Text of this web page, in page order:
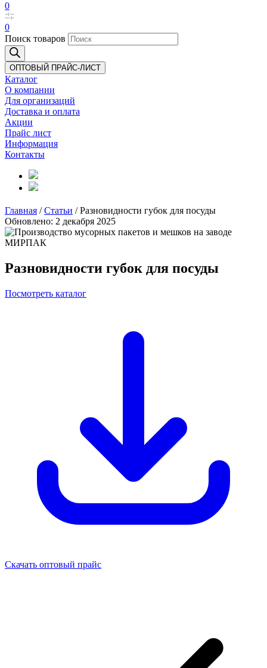
0
0
Поиск товаров
ОПТОВЫЙ ПРАЙС-ЛИСТ
Каталог
О компании
Для организаций
Доставка и оплата
Акции
Прайс лист
Информация
Контакты
Главная /Статьи /Разновидности губок для посуды
Обновлено: 2 декабря 2025
Разновидности губок для посуды
Посмотреть каталог
Скачать оптовый прайс